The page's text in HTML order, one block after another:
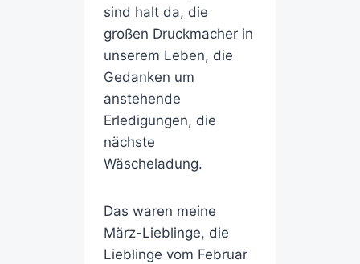
sind halt da, die
großen Druckmacher in
unserem Leben, die
Gedanken um
anstehende
Erledigungen, die
nächste
Wäscheladung.
Das waren meine
März-Lieblinge, die
Lieblinge vom Februar